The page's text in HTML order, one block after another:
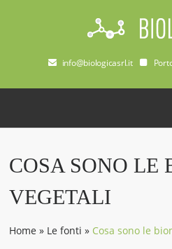
info@biologicasrl.it
COSA SONO LE
VEGETALI
Home » Le fonti » Cosa sono le